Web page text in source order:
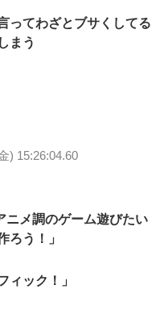
ってわざとブサくしてる
まう
) 15:26:04.60
ニメ調のゲーム遊びたい
ろう！」
ィック！」